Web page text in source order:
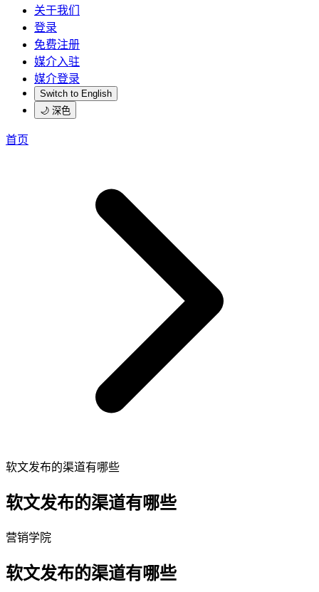
关于我们
登录
免费注册
媒介入驻
媒介登录
Switch to English
🌙 深色
首页
软文发布的渠道有哪些
软文发布的渠道有哪些
营销学院
软文发布的渠道有哪些